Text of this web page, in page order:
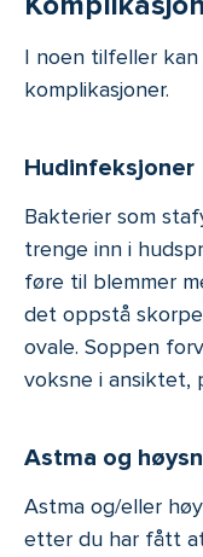
I noen tilfeller
komplikasjoner.
Hudinfeksjoner
Bakterier som
trenge inn i
føre til blemmer
det oppstå
ovale. Soppen
voksne i ansiktet,
Astma og
Astma og/eller
etter du har fått